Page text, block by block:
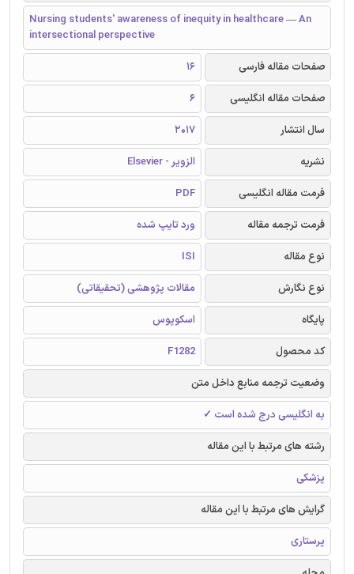
Nursing students' awareness of inequity in healthcare — An
intersectional perspective
صفحات مقاله فارسی
16
صفحات مقاله انگلیسی
6
سال انتشار
2017
نشریه
الزویر - Elsevier
فرمت مقاله انگلیسی
PDF
فرمت ترجمه مقاله
ورد تایپ شده
نوع مقاله
ISI
نوع نگارش
مقالات پژوهشی (تحقیقاتی)
پایگاه
اسکوپوس
کد محصول
F1282
وضعیت ترجمه منابع داخل متن
به انگلیسی درج شده است ✓
رشته های مرتبط با این مقاله
پزشکی
گرایش های مرتبط با این مقاله
پرستاری